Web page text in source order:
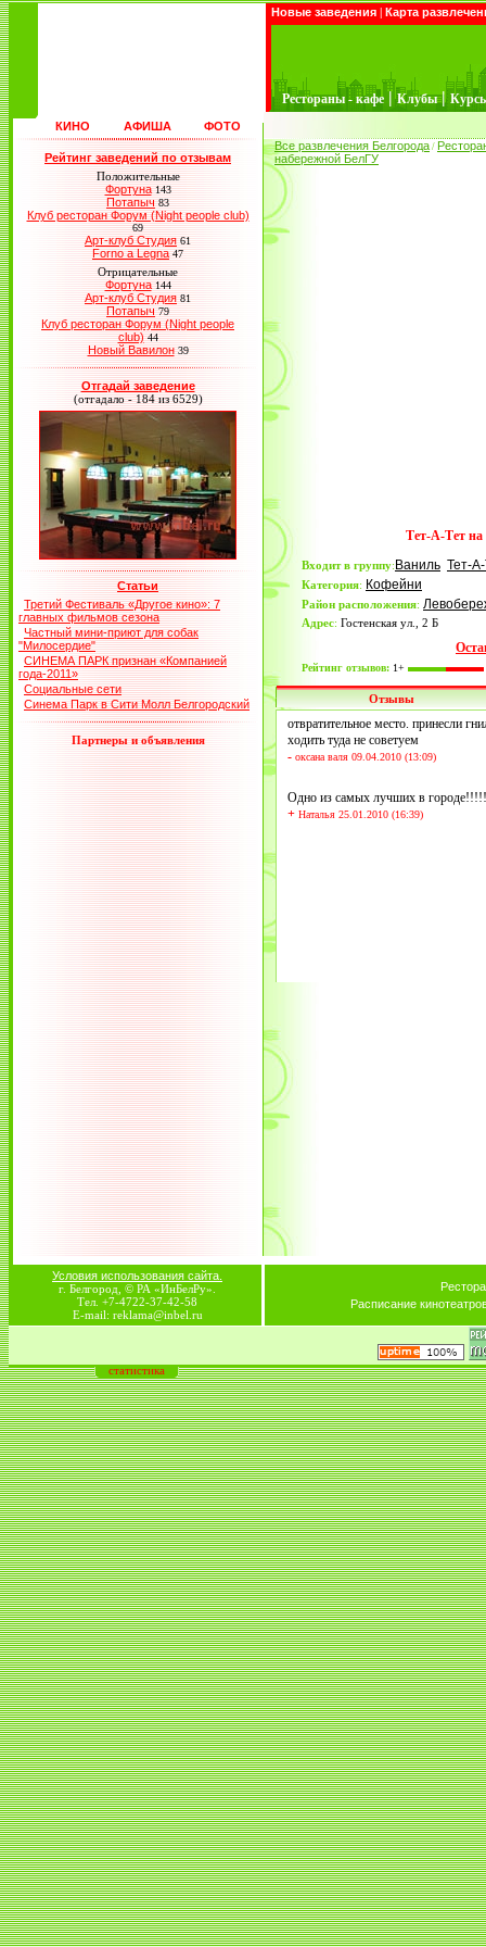
Новые заведения | Карта
Рестораны - кафе | Клубы |
КИНО АФИША ФОТО
Рейтинг заведений по отзывам
Положительные
Фортуна 143
Потапыч 83
Клуб ресторан Форум (Night people club)
69
Арт-клуб Студия 61
Forno a Legna 47
Отрицательные
Фортуна 144
Арт-клуб Студия 81
Потапыч 79
Клуб ресторан Форум (Night people
club) 44
Новый Вавилон 39
Отгадай заведение
(отгадало - 184 из 6529)
Статьи
Третий Фестиваль «Другое кино»: 7
главных фильмов сезона
Частный мини-приют для собак
"Милосердие"
СИНЕМА ПАРК признан «Компанией
года-2011»
Социальные сети
Синема Парк в Сити Молл Белгородский
Партнеры и объявления
Все развлечения Белгорода /
набережной БелГУ
Тет-А-Тет
Входит в группу:Ваниль Тет-
Категория: Кофейни
Район расположения:
Адрес: Гостенская ул., 2 Б
Рейтинг отзывов: 1+
Отзывы
отвратительное место. принесли
ходить туда не советуем
- оксана валя 09.04.2010 (13:09)
Одно из самых лучших в
+ Наталья 25.01.2010 (16:39)
Условия использования сайта.
г. Белгород, © РА «ИнБелРу».
Тел. +7-4722-37-42-58
E-mail: reklama@inbel.ru
Расписание
статистика